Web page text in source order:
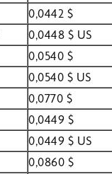
0,0442 $
0,0448 $ US
0,0540 $
0,0540 $ US
0,0770 $
0,0449 $
0,0449 $ US
0,0860 $